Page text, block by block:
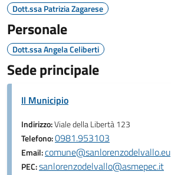
Dott.ssa Patrizia Zagarese
Personale
Dott.ssa Angela Celiberti
Sede principale
Il Municipio
Indirizzo:Viale della Libertà 123
Telefono:0981.953103
Email:comune@sanlorenzodelvallo.eu
PEC:sanlorenzodelvallo@asmepec.it